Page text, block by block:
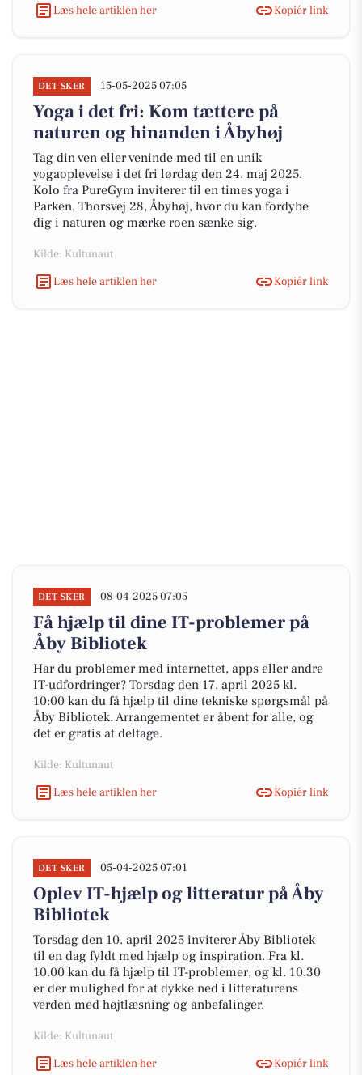
Læs hele artiklen her
Kopiér link
DET SKER 15-05-2025 07:05
Yoga i det fri: Kom tættere på
naturen og hinanden i Åbyhøj
Tag din ven eller veninde med til en unik
yogaoplevelse i det fri lørdag den 24. maj 2025.
Kolo fra PureGym inviterer til en times yoga i
Parken, Thorsvej 28, Åbyhøj, hvor du kan fordybe
dig i naturen og mærke roen sænke sig.
Kilde: Kultunaut
Læs hele artiklen her
Kopiér link
DET SKER 08-04-2025 07:05
Få hjælp til dine IT-problemer på
Åby Bibliotek
Har du problemer med internettet, apps eller andre
IT-udfordringer? Torsdag den 17. april 2025 kl.
10:00 kan du få hjælp til dine tekniske spørgsmål på
Åby Bibliotek. Arrangementet er åbent for alle, og
det er gratis at deltage.
Kilde: Kultunaut
Læs hele artiklen her
Kopiér link
DET SKER 05-04-2025 07:01
Oplev IT-hjælp og litteratur på Åby
Bibliotek
Torsdag den 10. april 2025 inviterer Åby Bibliotek
til en dag fyldt med hjælp og inspiration. Fra kl.
10.00 kan du få hjælp til IT-problemer, og kl. 10.30
er der mulighed for at dykke ned i litteraturens
verden med højtlæsning og anbefalinger.
Kilde: Kultunaut
Læs hele artiklen her
Kopiér link